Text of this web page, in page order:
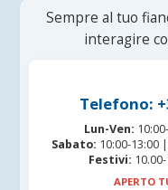
Sempre al tuo
interagire
Telefono:
Lun-Ven:
Sabato: 10:00-13:00
Festivi:
APERTO